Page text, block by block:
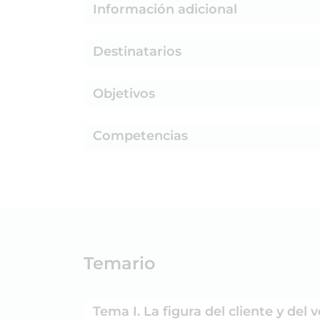
Información adicional
Destinatarios
Objetivos
Competencias
Temario
Tema I. La figura del cliente y del